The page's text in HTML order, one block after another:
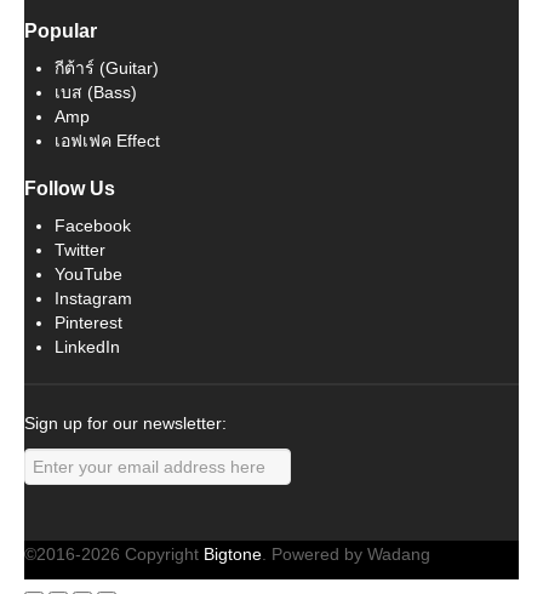
Popular
กีต้าร์ (Guitar)
เบส (Bass)
Amp
เอฟเฟค Effect
Follow Us
Facebook
Twitter
YouTube
Instagram
Pinterest
LinkedIn
Sign up for our newsletter:
©2016-2026 Copyright Bigtone. Powered by Wadang